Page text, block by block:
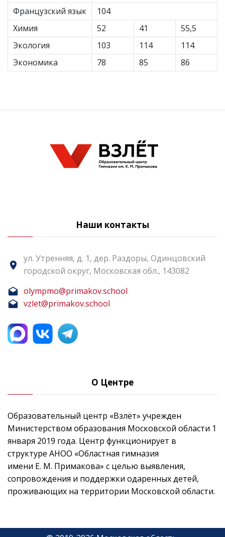
Французский язык
104
Химия
52 41
55,5
Экология
103 114
114
Экономика
78 85 86
Наши контакты
ул. Утренняя, д. 1, дер. Раздоры, Одинцовский
городской округ, Московская обл., 143082
olympmo@primakov.school
vzlet@primakov.school
О Центре
Образовательный центр «Взлёт» учрежден
Министерством образования Московской области 1
января 2019 года. Центр функционирует в
структуре АНОО «Областная гимназия
имени Е. М. Примакова» с целью выявления,
сопровождения и поддержки одаренных детей,
проживающих на территории Московской области.